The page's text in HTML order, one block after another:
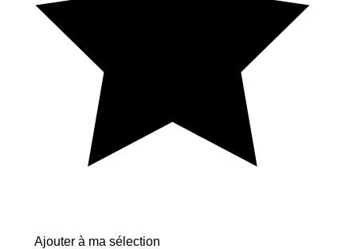
Ajouter à ma sélection